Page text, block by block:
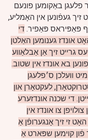
פלעגן באַקומען פונעם
געפֿונען אין האָמליע,
פּאַפּיראס פּאַפיר. די
אונדז גענומען האַלטן
גרייט זיך אַן אַבלאַווע
בא אונדז אין שטוב.
וועלכן ס׳פלעגן
לעקטאָרן און
די שכנה אונדזערע
צו אונדז אין
זי זיך אָנגערופֿן אַ
קוימען שפּארט אַ